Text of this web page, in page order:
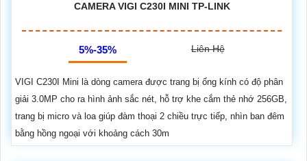
CAMERA VIGI C230I MINI TP-LINK
5%-35% Liên Hệ
VIGI C230I Mini là dòng camera được trang bị ống kính có độ phân
giải 3.0MP cho ra hình ảnh sắc nét, hỗ trợ khe cắm thẻ nhớ 256GB,
trang bị micro và loa giúp đàm thoại 2 chiều trực tiếp, nhìn ban đêm
bằng hồng ngoại với khoảng cách 30m